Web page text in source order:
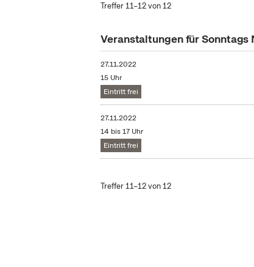
Treffer 11–12 von 12
Veranstaltungen für Sonntags
27.11.2022
15 Uhr
Eintritt frei
27.11.2022
14 bis 17 Uhr
Eintritt frei
Treffer 11–12 von 12